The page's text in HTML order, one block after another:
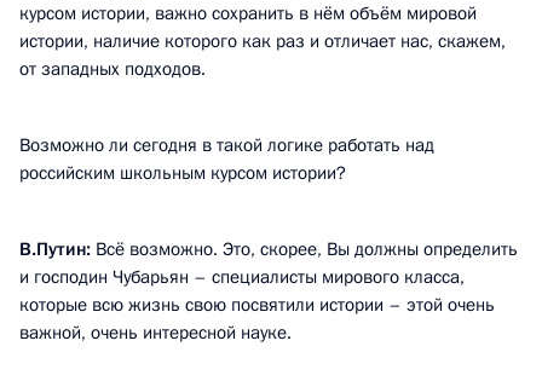
курсом истории, важно сохранить в нём объём мировой
истории, наличие которого как раз и отличает нас, скажем,
от западных подходов.
Возможно ли сегодня в такой логике работать над
российским школьным курсом истории?
В.Путин: Всё возможно. Это, скорее, Вы должны определить
и господин Чубарьян – специалисты мирового класса,
которые всю жизнь свою посвятили истории – этой очень
важной, очень интересной науке.